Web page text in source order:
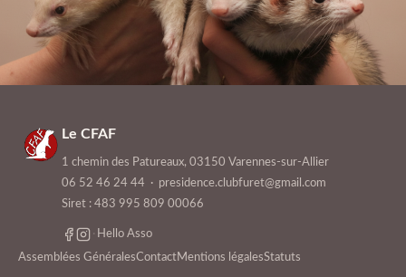
Le CFAF
1 chemin des Patureaux, 03150 Varennes-sur-Allier
06 52 46 24 44 · presidence.clubfuret@gmail.com
Siret : 483 995 809 00066
· Hello Asso
Assemblées GénéralesContactMentions légalesStatuts